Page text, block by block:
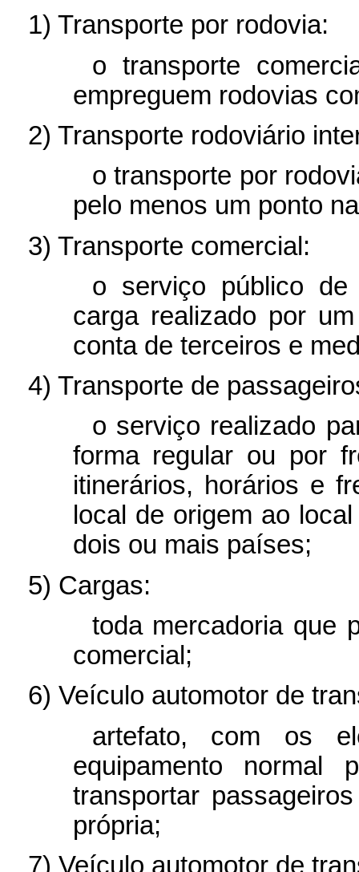
1) Transporte por rodovia:
o transporte
empreguem rodovias
2) Transporte rodoviário
o transporte por
pelo menos um ponto
3) Transporte comercial:
o serviço público de
carga realizado por
conta de terceiros e
4) Transporte de
o serviço realizado
forma regular ou por
itinerários, horários e
local de origem ao
dois ou mais países;
5) Cargas:
toda mercadoria que
comercial;
6) Veículo automotor de
artefato, com os
equipamento normal
transportar
própria;
7) Veículo automotor de